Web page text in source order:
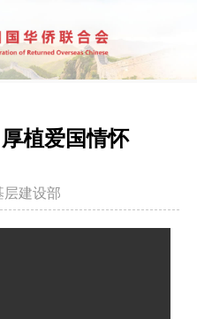
植爱国情怀
层建设部